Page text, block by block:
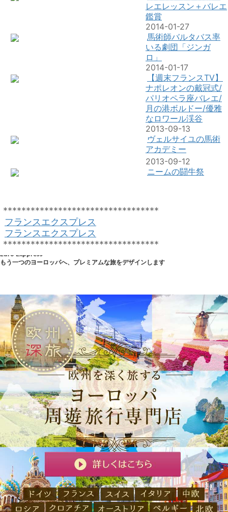
レエレッスン＋バレエ
鑑賞
2014-01-27
馬術師バルタバス率
いる劇団「ジンガ
ロ」
2014-01-17
【週末フランスTV】
ナポレオンの戴冠式/
パリオペラ座バレエ/
月の港ボルドー/優雅
なロワール渓谷
2013-09-13
ヴェルサイユの馬術
アカデミー
2013-09-12
ニームの闘牛祭
**********************************
フランスエクスプレス
フランスエクスプレス
**********************************
Euro Exppress
もう一つのヨーロッパへ、プレミアムな旅をデザインします